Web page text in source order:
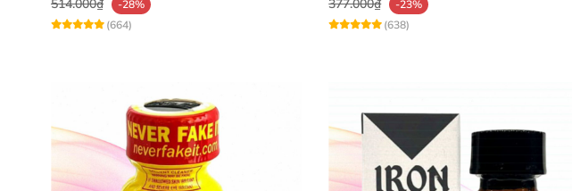
-28%
(664)
-23%
(638)